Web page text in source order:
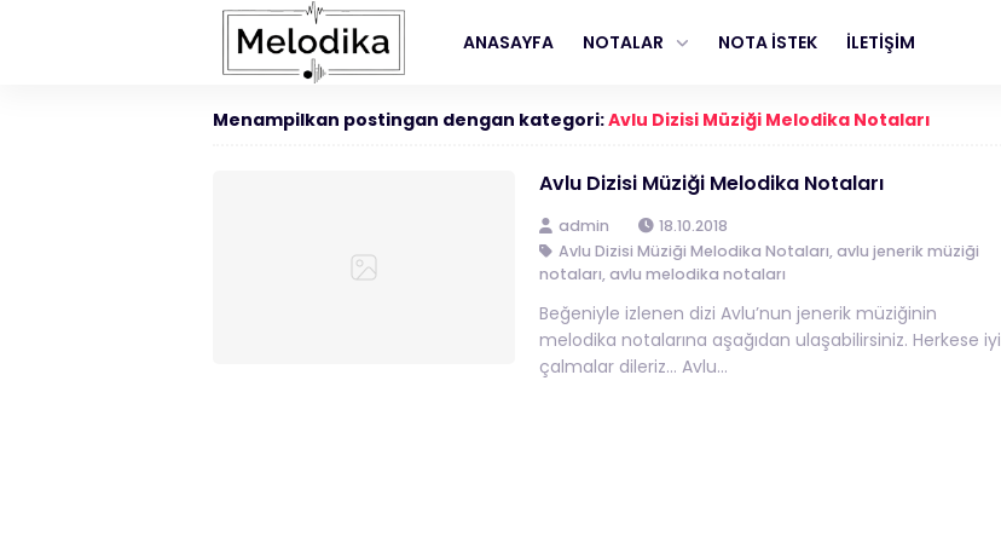
ANASAYFA NOTALAR NOTA İSTEK İLETİŞİM
Menampilkan postingan dengan kategori:Avlu Dizisi Müziği Melodika Notaları
Avlu Dizisi Müziği Melodika Notaları
admin
18.10.2018
Avlu Dizisi Müziği Melodika Notaları, avlu jenerik müziği
notaları, avlu melodika notaları
Beğeniyle izlenen dizi Avlu’nun jenerik müziğinin
melodika notalarına aşağıdan ulaşabilirsiniz. Herkese iyi
çalmalar dileriz… Avlu...